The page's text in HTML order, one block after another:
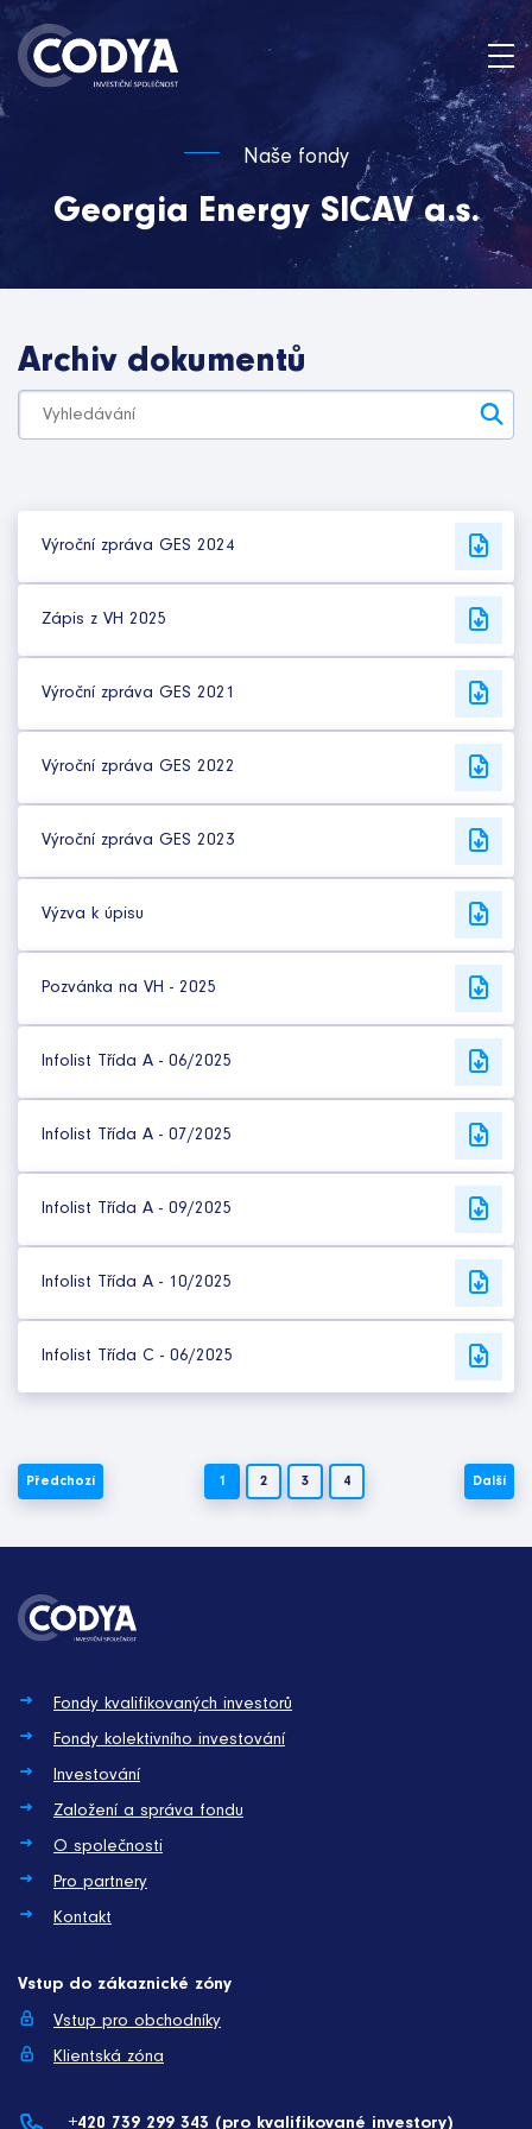
Naše fondy
Georgia Energy SICAV a.s.
Archiv dokumentů
Výroční zpráva GES 2024
Zápis z VH 2025
Výroční zpráva GES 2021
Výroční zpráva GES 2022
Výroční zpráva GES 2023
Výzva k úpisu
Pozvánka na VH - 2025
Infolist Třída A - 06/2025
Infolist Třída A - 07/2025
Infolist Třída A - 09/2025
Infolist Třída A - 10/2025
Infolist Třída C - 06/2025
Předchozí 1 2 3 4 Další
Fondy kvalifikovaných investorů
Fondy kolektivního investování
Investování
Založení a správa fondu
O společnosti
Pro partnery
Kontakt
Vstup do zákaznické zóny
Vstup pro obchodníky
Klientská zóna
+420 739 299 343 (pro kvalifikované investory)